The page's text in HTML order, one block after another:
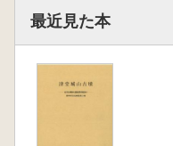
最近見た本